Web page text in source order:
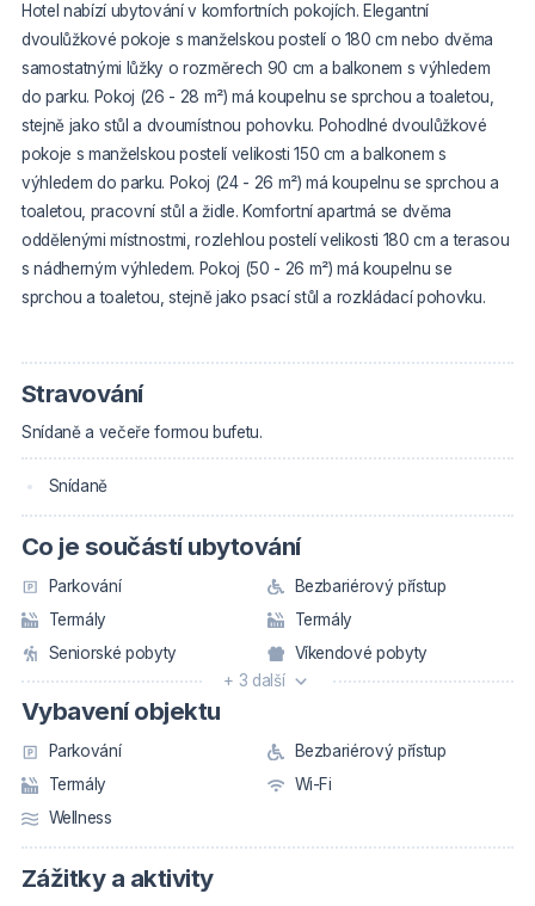
Hotel nabízí ubytování v komfortních pokojích. Elegantní
dvoulůžkové pokoje s manželskou postelí o 180 cm nebo dvěma
samostatnými lůžky o rozměrech 90 cm a balkonem s výhledem
do parku. Pokoj (26 - 28 m²) má koupelnu se sprchou a toaletou,
stejně jako stůl a dvoumístnou pohovku. Pohodlné dvoulůžkové
pokoje s manželskou postelí velikosti 150 cm a balkonem s
výhledem do parku. Pokoj (24 - 26 m²) má koupelnu se sprchou a
toaletou, pracovní stůl a židle. Komfortní apartmá se dvěma
oddělenými místnostmi, rozlehlou postelí velikosti 180 cm a terasou
s nádherným výhledem. Pokoj (50 - 26 m²) má koupelnu se
sprchou a toaletou, stejně jako psací stůl a rozkládací pohovku.
Stravování
Snídaně a večeře formou bufetu.
Snídaně
Co je součástí ubytování
Parkování
Bezbariérový přístup
Termály
Termály
Seniorské pobyty
Víkendové pobyty
+ 3 další
Vybavení objektu
Parkování
Bezbariérový přístup
Termály
Wi-Fi
Wellness
Zážitky a aktivity